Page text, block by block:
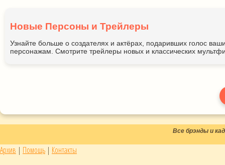
Новые Персоны и Трейлеры
Узнайте больше о создателях и актёрах, подаривших голос
персонажам. Смотрите трейлеры новых и классических
Все брэнды и
Архив | Помощь | Контакты